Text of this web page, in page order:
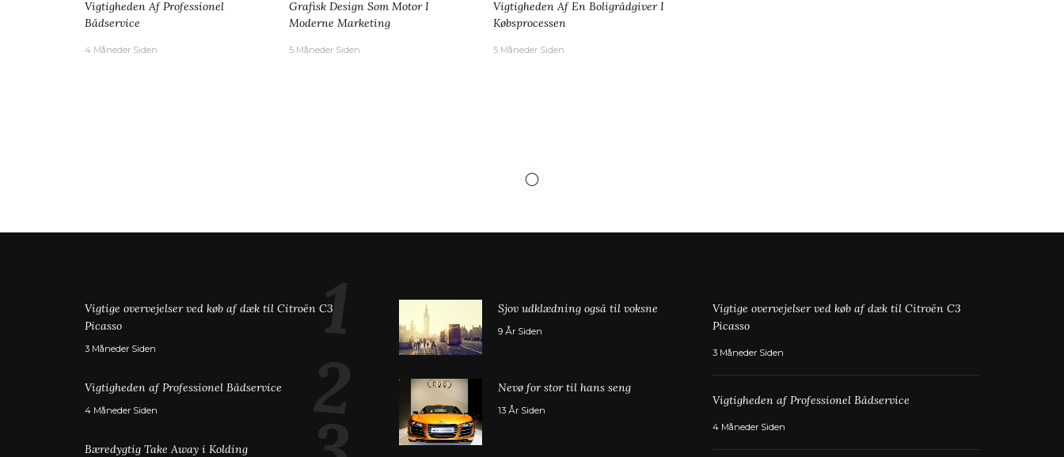
Vigtigheden Af Professionel
Bådservice
4 Måneder Siden
Grafisk Design Som Motor I
Moderne Marketing
5 Måneder Siden
Vigtigheden Af En Boligrådgiver I
Købsprocessen
5 Måneder Siden
Vigtige overvejelser ved køb af dæk til Citroën C3
Picasso
3 Måneder Siden 1
Vigtigheden af Professionel Bådservice
4 Måneder Siden 2
Bæredygtig Take Away i Kolding
Sjov udklædning også til voksne
9 År Siden
Nevø for stor til hans seng
13 År Siden
Vigtige overvejelser ved køb af dæk til Citroën C3
Picasso
3 Måneder Siden
Vigtigheden af Professionel Bådservice
4 Måneder Siden